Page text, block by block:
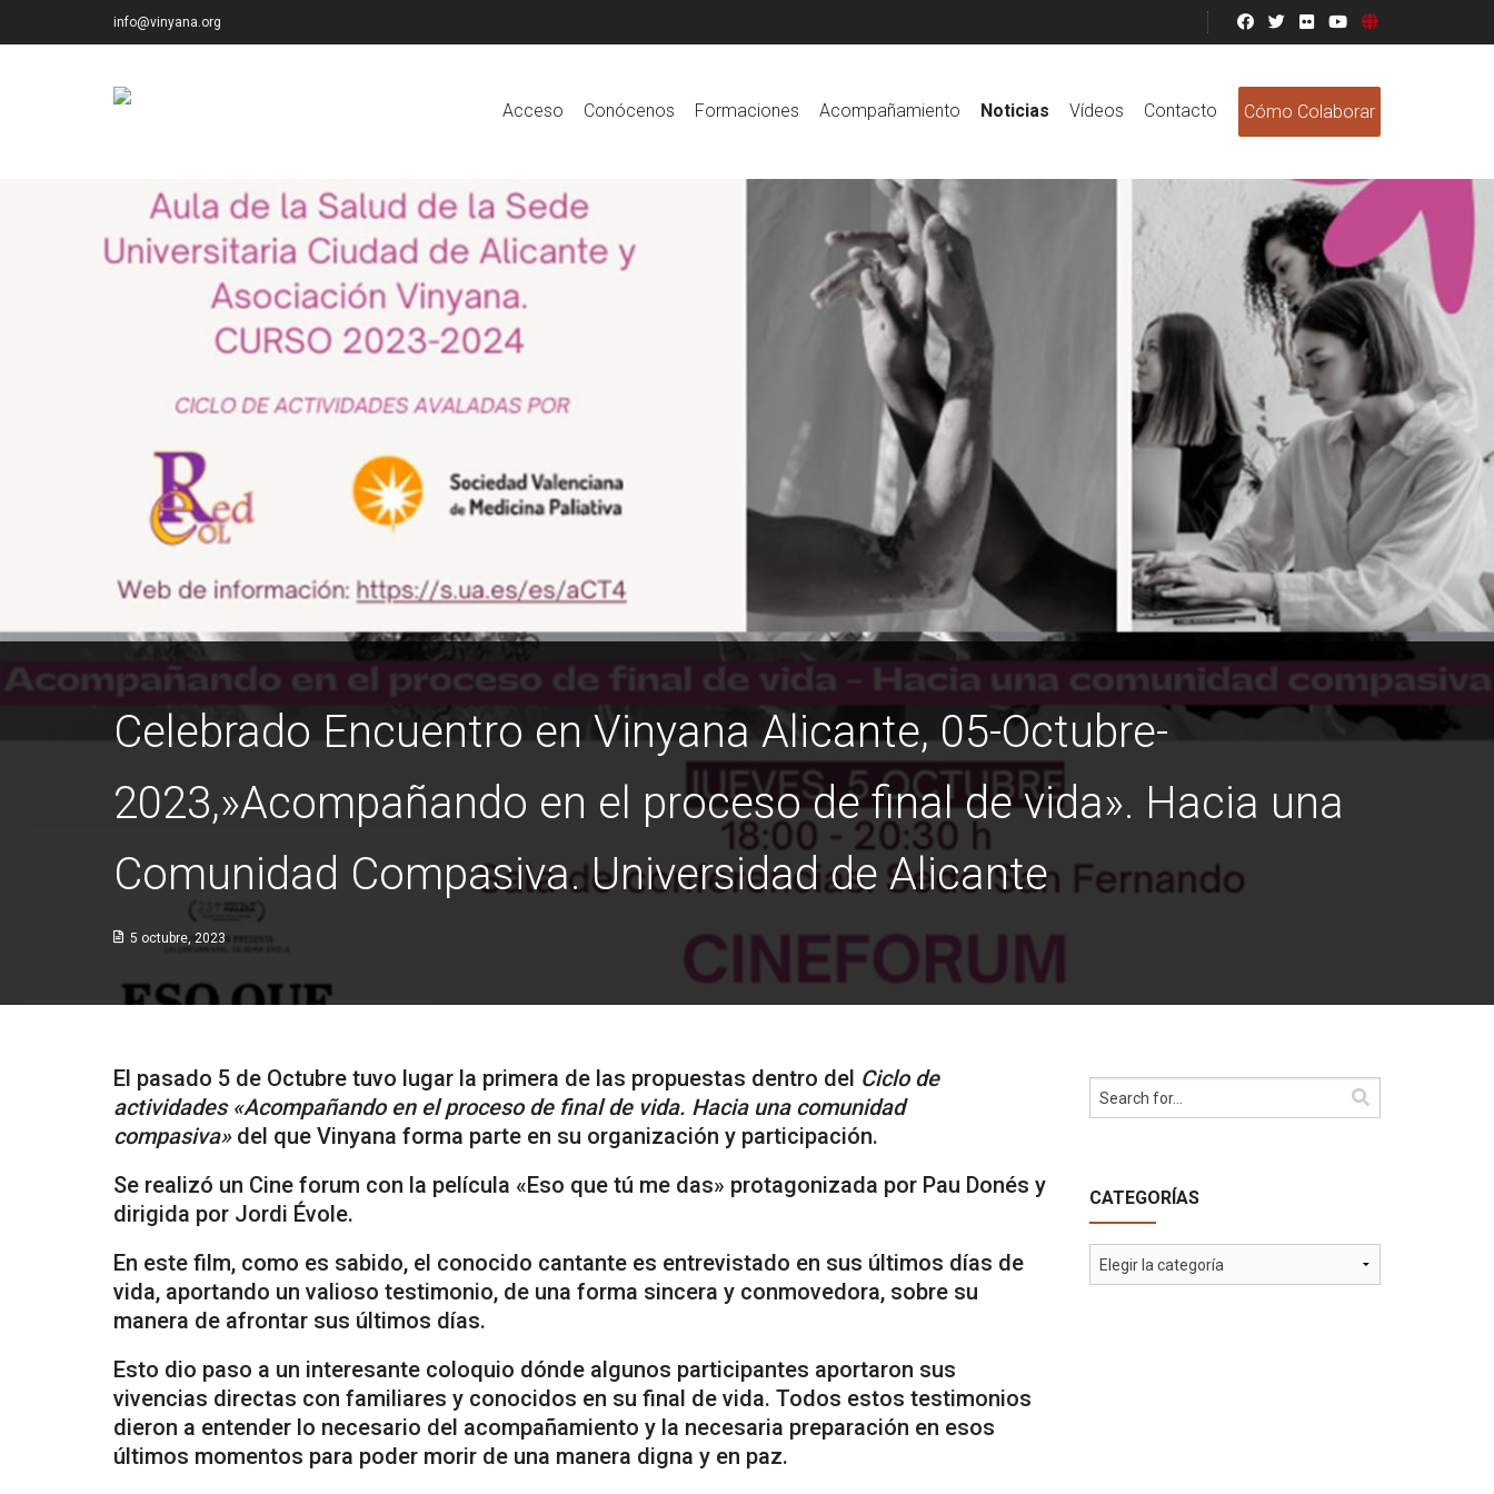
info@vinyana.org
Acceso Conócenos Formaciones Acompañamiento Noticias Vídeos Contacto Cómo Colaborar
Celebrado Encuentro en Vinyana Alicante, 05-Octubre-
2023,»Acompañando en el proceso de final de vida». Hacia una
Comunidad Compasiva. Universidad de Alicante
5 octubre, 2023
El pasado 5 de Octubre tuvo lugar la primera de las propuestas dentro del Ciclo de
actividades «Acompañando en el proceso de final de vida. Hacia una comunidad
compasiva»del que Vinyana forma parte en su organización y participación.
Se realizó un Cine forum con la película «Eso que tú me das» protagonizada por Pau Donés y
dirigida por Jordi Évole.
En este film, como es sabido, el conocido cantante es entrevistado en sus últimos días de
vida, aportando un valioso testimonio, de una forma sincera y conmovedora, sobre su
manera de afrontar sus últimos días.
Esto dio paso a un interesante coloquio dónde algunos participantes aportaron sus
vivencias directas con familiares y conocidos en su final de vida. Todos estos testimonios
dieron a entender lo necesario del acompañamiento y la necesaria preparación en esos
últimos momentos para poder morir de una manera digna y en paz.
CATEGORÍAS
Categorías